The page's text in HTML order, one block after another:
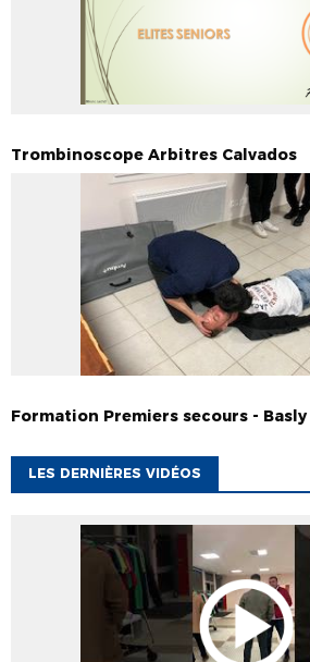
Trombinoscope Arbitres Calvados
Formation Premiers secours - Basly
LES DERNIÈRES VIDÉOS